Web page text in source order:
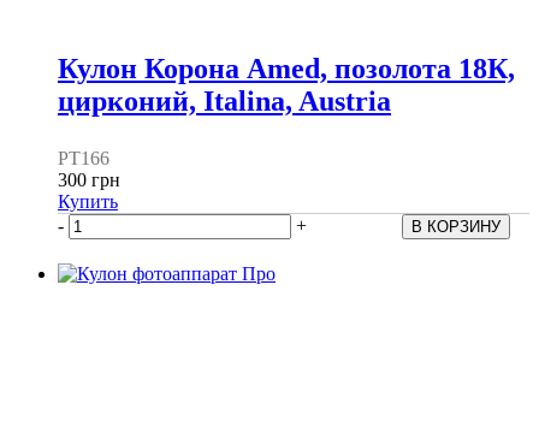
Кулон Корона Amed, позолота 18К,
цирконий, Italina, Austria
PT166
300 грн
Купить
-
+